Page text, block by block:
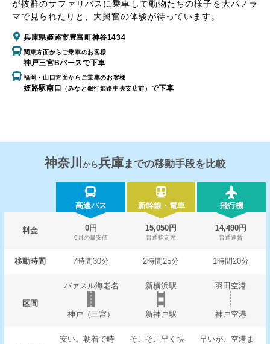
が抜群のサファリバスに乗車して動物たちの様子を大パノラ
マで見られたりと、大興奮の体験が待っています。
兵庫県姫路市豊富町神谷1434
関東方面からご乗車のお客様
神戸三宮Bバースで下車
福岡・山口方面からご乗車のお客様
姫路駅南口 （みなと銀行姫路中央支店前） で下車
神奈川 から兵庫までの移動手段を比較
高速バス 新幹線・電車 飛行機
料金 0円
9月の最安値
15,050円
普通指定席
14,490円
普通運賃
移動時間 7時間30分 2時間25分 1時間20分
区間
バァスル海老名 新横浜駅 羽田空港
神戸（三宮） 新神戸駅 神戸空港
安い。朝着で時
そこそこ早く快
早いが、空港ま